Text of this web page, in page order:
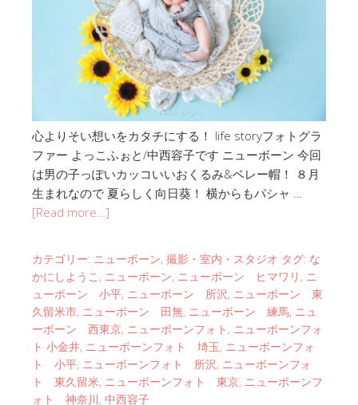
心よりそい想いをカタチにする！ life storyフォトグラ
ファー よっこふぉと/中西容子です ニューボーン 今回
は男の子っぽいカッコいいおくるみ&ベレー帽！ ８月
生まれなので 夏らしく向日葵！ 横からもパシャ …
[Read more…]
カテゴリー: ニューボーン, 撮影・室内・スタジオ タグ: な
かにしようこ , ニューボーン, ニューボーン ヒマワリ , ニ
ューボーン 小平, ニューボーン 所沢, ニューボーン 東
久留米市, ニューボーン 田無, ニューボーン 練馬, ニュ
ーボーン 西東京, ニューボーンフォト , ニューボーンフォ
ト 小金井, ニューボーンフォト 埼玉, ニューボーンフォ
ト 小平, ニューボーンフォト 所沢, ニューボーンフォ
ト 東久留米, ニューボーンフォト 東京, ニューボーンフ
ォト 神奈川, 中西容子